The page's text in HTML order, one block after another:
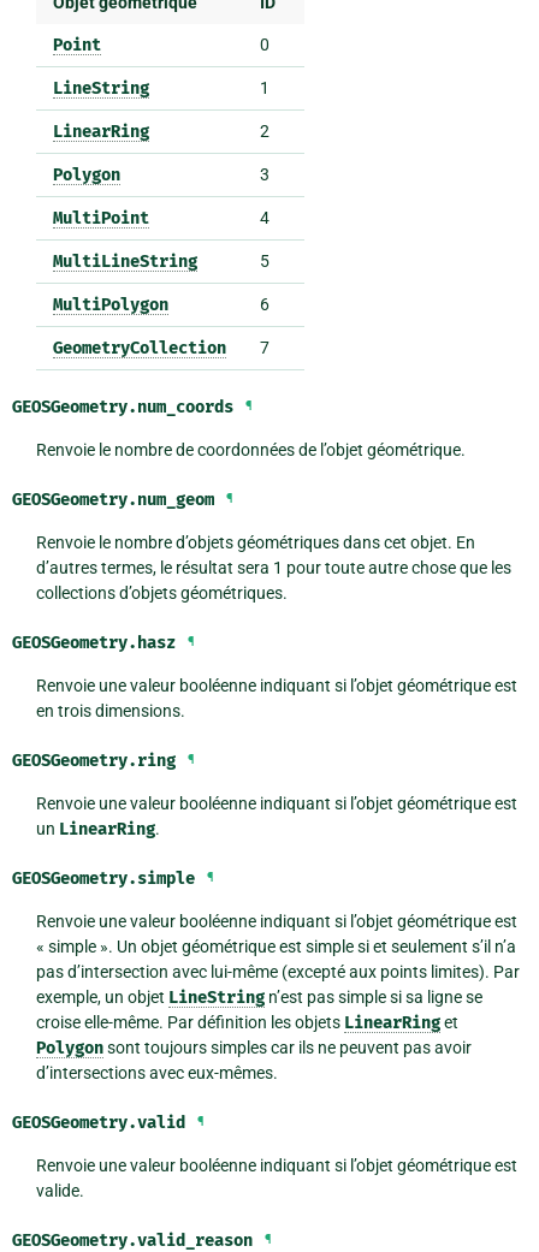
Point 0
LineString 1
LinearRing 2
Polygon 3
MultiPoint 4
MultiLineString 5
MultiPolygon 6
GeometryCollection 7
GEOSGeometry.num_coords ¶
Renvoie le nombre de coordonnées de l’objet géométrique.
GEOSGeometry.num_geom ¶
Renvoie le nombre d’objets géométriques dans cet objet. En
d’autres termes, le résultat sera 1 pour toute autre chose que les
collections d’objets géométriques.
GEOSGeometry.hasz ¶
Renvoie une valeur booléenne indiquant si l’objet géométrique est
en trois dimensions.
GEOSGeometry.ring ¶
Renvoie une valeur booléenne indiquant si l’objet géométrique est
un LinearRing.
GEOSGeometry.simple ¶
Renvoie une valeur booléenne indiquant si l’objet géométrique est
« simple ». Un objet géométrique est simple si et seulement s’il n’a
pas d’intersection avec lui-même (excepté aux points limites). Par
exemple, un objet LineStringn’est pas simple si sa ligne se
croise elle-même. Par définition les objets LinearRinget
Polygonsont toujours simples car ils ne peuvent pas avoir
d’intersections avec eux-mêmes.
GEOSGeometry.valid ¶
Renvoie une valeur booléenne indiquant si l’objet géométrique est
valide.
GEOSGeometry.valid_reason ¶